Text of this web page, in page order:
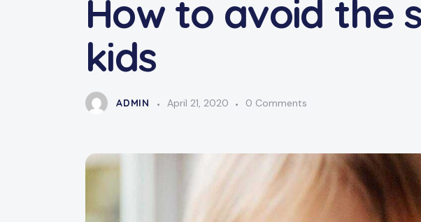
How to avoid the
kids
ADMIN April 21, 2020 0 Comments